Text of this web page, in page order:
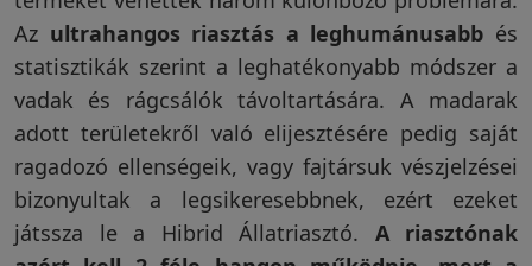
Az ultrahangos riasztás a leghumánusabb és
statisztikák szerint a leghatékonyabb módszer a
vadak és rágcsálók távoltartására. A madarak
adott területekről való elijesztésére pedig saját
ragadozó ellenségeik, vagy fajtársuk vészjelzései
bizonyultak a legsikeresebbnek, ezért ezeket
játssza le a Hibrid Állatriasztó. A riasztónak